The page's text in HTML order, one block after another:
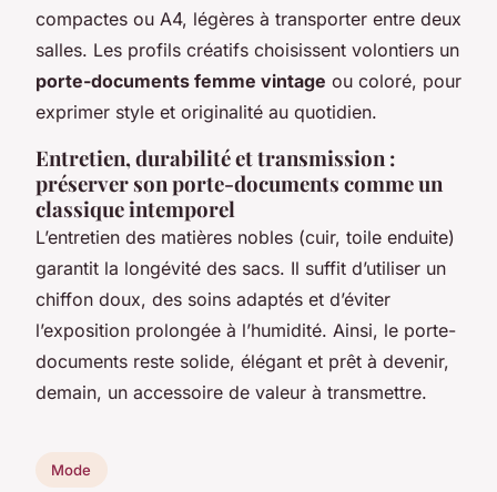
compactes ou A4, légères à transporter entre deux
salles. Les profils créatifs choisissent volontiers un
porte-documents femme vintage ou coloré, pour
exprimer style et originalité au quotidien.
Entretien, durabilité et transmission :
préserver son porte-documents comme un
classique intemporel
L’entretien des matières nobles (cuir, toile enduite)
garantit la longévité des sacs. Il suffit d’utiliser un
chiffon doux, des soins adaptés et d’éviter
l’exposition prolongée à l’humidité. Ainsi, le porte-
documents reste solide, élégant et prêt à devenir,
demain, un accessoire de valeur à transmettre.
Mode